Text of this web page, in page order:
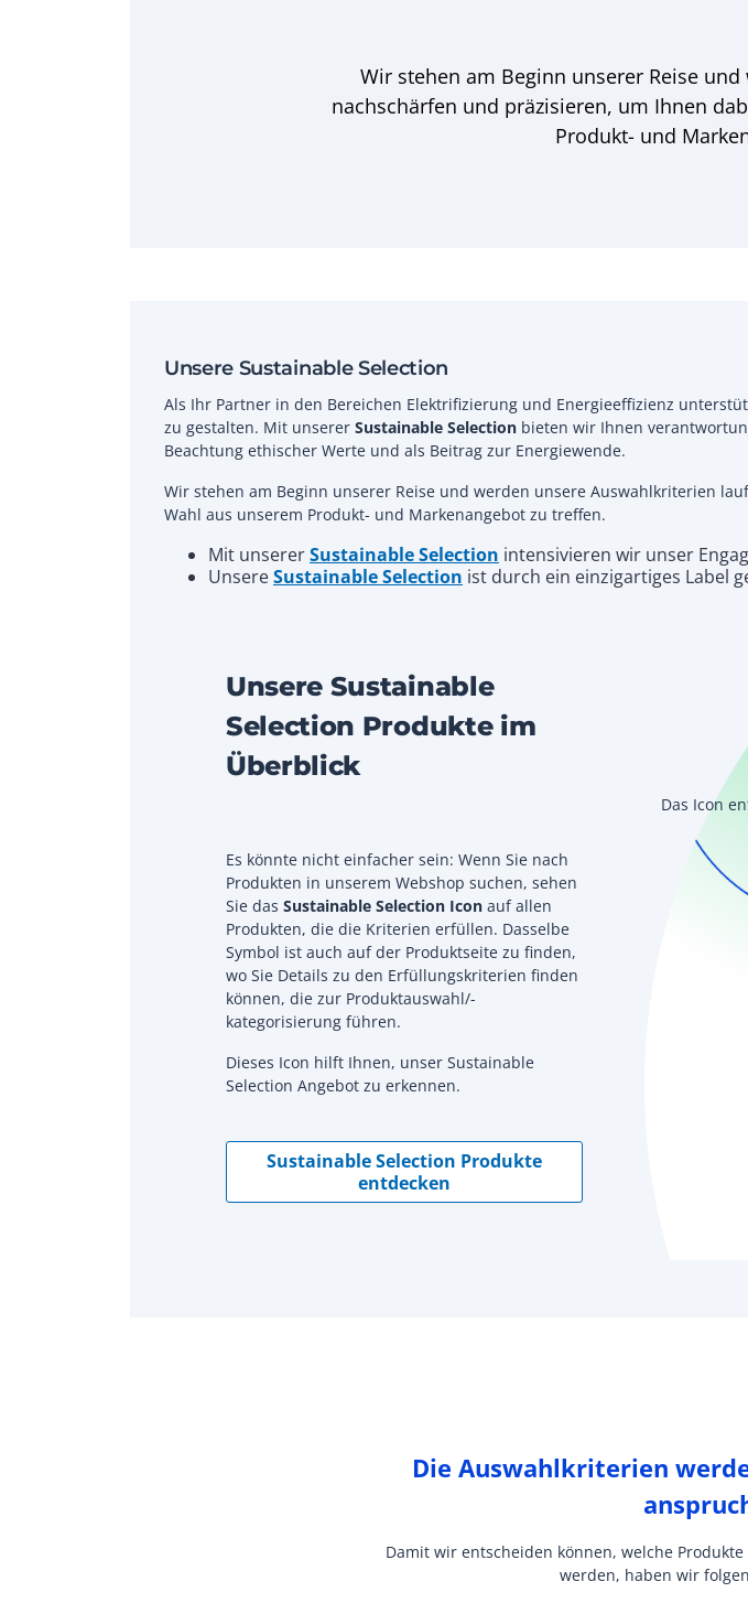
Wir stehen am Beginn unserer Reise
nachschärfen und präzisieren, um Ihnen
Produkt- und
Unsere Sustainable Selection
Als Ihr Partner in den Bereichen Elektrifizierung und Energieeffizienz
zu gestalten. Mit unserer Sustainable Selection bieten wir Ihnen
Beachtung ethischer Werte und als Beitrag zur Energiewende.
Wir stehen am Beginn unserer Reise und werden unsere Auswahlkriterien
Wahl aus unserem Produkt- und Markenangebot zu treffen.
Mit unsererSustainable Selection intensivieren wir unser
UnsereSustainable Selection ist durch ein einzigartiges Label
Unsere Sustainable
Selection Produkte im
Überblick
Es könnte nicht einfacher sein: Wenn Sie nach
Produkten in unserem Webshop suchen, sehen
Sie das Sustainable Selection Icon auf allen
Produkten, die die Kriterien erfüllen. Dasselbe
Symbol ist auch auf der Produktseite zu finden,
wo Sie Details zu den Erfüllungskriterien finden
können, die zur Produktauswahl/-
kategorisierung führen.
Dieses Icon hilft Ihnen, unser Sustainable
Selection Angebot zu erkennen.
Sustainable Selection Produkte
entdecken
Das Icon
Die Auswahlkriterien
Damit wir entscheiden können, welche
werden, haben wir